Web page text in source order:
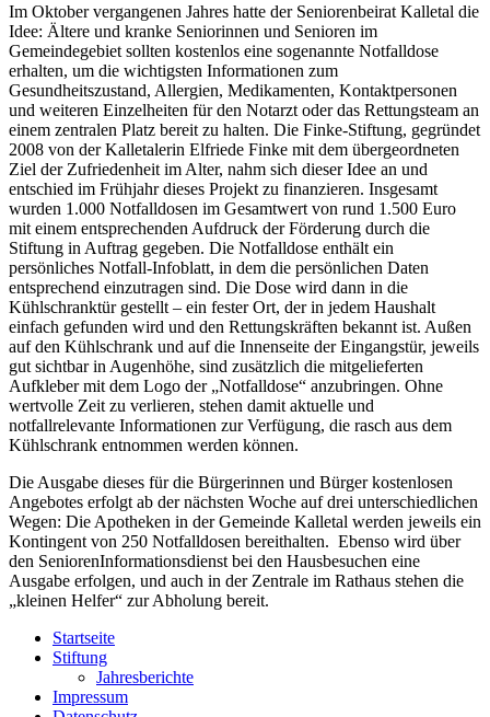
Im Oktober vergangenen Jahres hatte der Seniorenbeirat Kalletal die
Idee: Ältere und kranke Seniorinnen und Senioren im
Gemeindegebiet sollten kostenlos eine sogenannte Notfalldose
erhalten, um die wichtigsten Informationen zum
Gesundheitszustand, Allergien, Medikamenten, Kontaktpersonen
und weiteren Einzelheiten für den Notarzt oder das Rettungsteam an
einem zentralen Platz bereit zu halten. Die Finke-Stiftung, gegründet
2008 von der Kalletalerin Elfriede Finke mit dem übergeordneten
Ziel der Zufriedenheit im Alter, nahm sich dieser Idee an und
entschied im Frühjahr dieses Projekt zu finanzieren. Insgesamt
wurden 1.000 Notfalldosen im Gesamtwert von rund 1.500 Euro
mit einem entsprechenden Aufdruck der Förderung durch die
Stiftung in Auftrag gegeben. Die Notfalldose enthält ein
persönliches Notfall-Infoblatt, in dem die persönlichen Daten
entsprechend einzutragen sind. Die Dose wird dann in die
Kühlschranktür gestellt – ein fester Ort, der in jedem Haushalt
einfach gefunden wird und den Rettungskräften bekannt ist. Außen
auf den Kühlschrank und auf die Innenseite der Eingangstür, jeweils
gut sichtbar in Augenhöhe, sind zusätzlich die mitgelieferten
Aufkleber mit dem Logo der „Notfalldose“ anzubringen. Ohne
wertvolle Zeit zu verlieren, stehen damit aktuelle und
notfallrelevante Informationen zur Verfügung, die rasch aus dem
Kühlschrank entnommen werden können.
Die Ausgabe dieses für die Bürgerinnen und Bürger kostenlosen
Angebotes erfolgt ab der nächsten Woche auf drei unterschiedlichen
Wegen: Die Apotheken in der Gemeinde Kalletal werden jeweils ein
Kontingent von 250 Notfalldosen bereithalten. Ebenso wird über
den SeniorenInformationsdienst bei den Hausbesuchen eine
Ausgabe erfolgen, und auch in der Zentrale im Rathaus stehen die
„kleinen Helfer“ zur Abholung bereit.
Startseite
Stiftung
Jahresberichte
Impressum